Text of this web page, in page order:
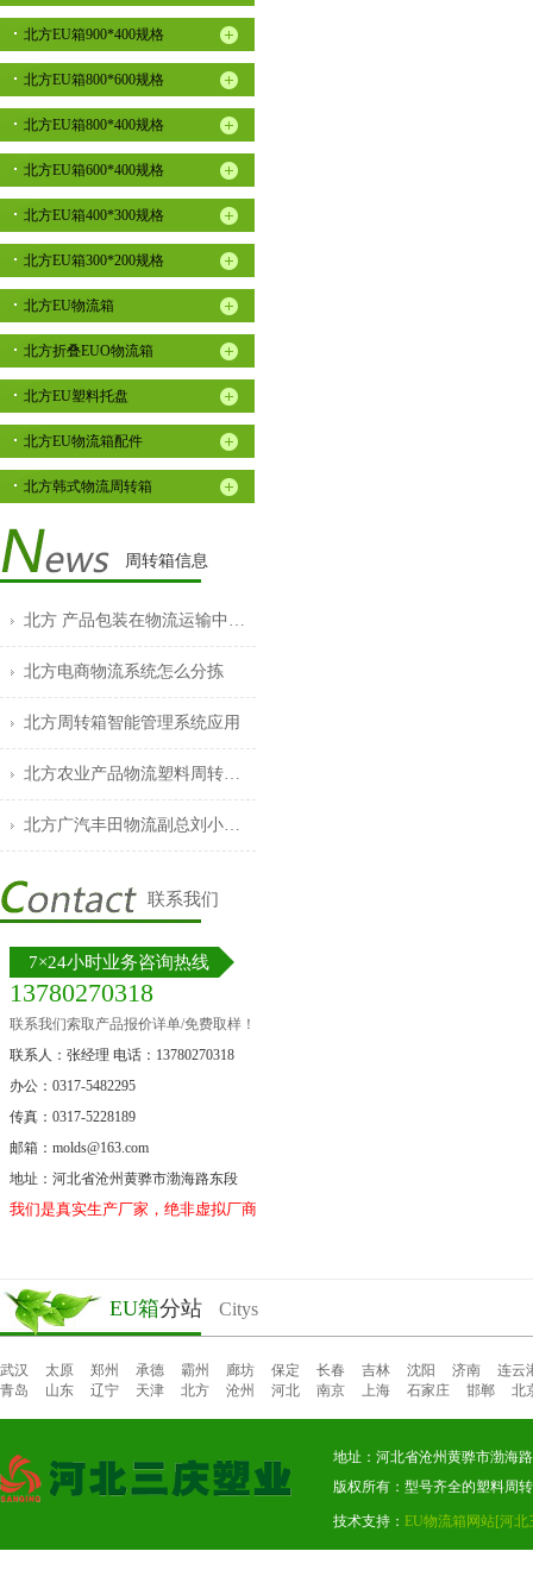
北方EU箱900*400规格
北方EU箱800*600规格
北方EU箱800*400规格
北方EU箱600*400规格
北方EU箱400*300规格
北方EU箱300*200规格
北方EU物流箱
北方折叠EUO物流箱
北方EU塑料托盘
北方EU物流箱配件
北方韩式物流周转箱
周转箱信息
北方 产品包装在物流运输中的作用
北方电商物流系统怎么分拣
北方周转箱智能管理系统应用
北方农业产品物流塑料周转箱的普及
北方广汽丰田物流副总刘小云发表重要讲话
联系我们
7×24小时业务咨询热线
13780270318
联系我们索取产品报价详单/免费取样！
联系人：张经理 电话：13780270318
办公：0317-5482295
传真：0317-5228189
邮箱：molds@163.com
地址：河北省沧州黄骅市渤海路东段
我们是真实生产厂家，绝非虚拟厂商。
EU箱分站 Citys
武汉 太原 郑州 承德 霸州 廊坊 保定 长春 吉林 沈阳 济南
连云
青岛
山东 辽宁 天津 北方 沧州 河北 南京 上海 石家庄 邯郸 北
地址：河北省沧州黄骅市渤
版权所有：型号齐全的塑料周
技术支持： EU物流箱网站[河北